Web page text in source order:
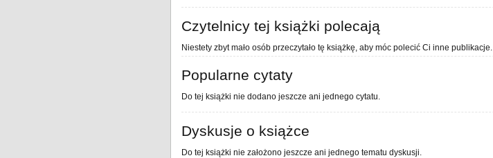
Czytelnicy tej książki polecają
Niestety zbyt mało osób przeczytało tę książkę, aby móc polecić Ci inne publikacje.
Popularne cytaty
Do tej książki nie dodano jeszcze ani jednego cytatu.
Dyskusje o książce
Do tej książki nie założono jeszcze ani jednego tematu dyskusji.